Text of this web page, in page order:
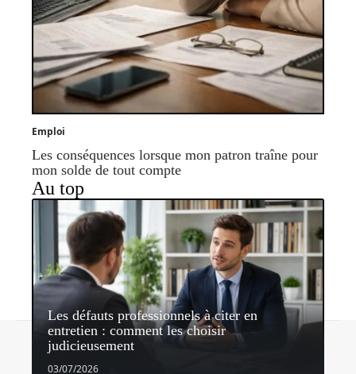
Emploi
Les conséquences lorsque mon patron traîne pour
mon solde de tout compte
Au top
Les défauts professionnels à citer en
entretien : comment les choisir
judicieusement
03/07/2026
Contact Mentions légales Sitemap